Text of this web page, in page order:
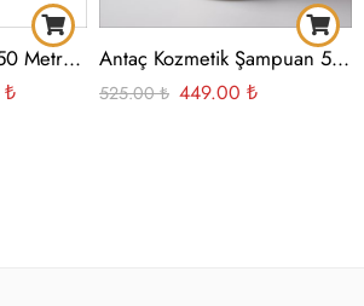
Alüminyum Folyo 150 Metre 80 Gr Masura
₺
Antaç Kozmetik Şampuan 5 Lt.
525.00₺ 449.00 ₺